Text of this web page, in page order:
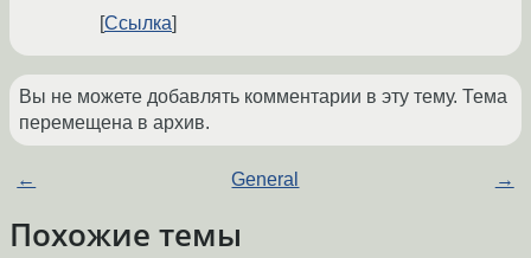
Ссылка
Вы не можете добавлять комментарии в эту тему. Тема
перемещена в архив.
← General →
Похожие темы